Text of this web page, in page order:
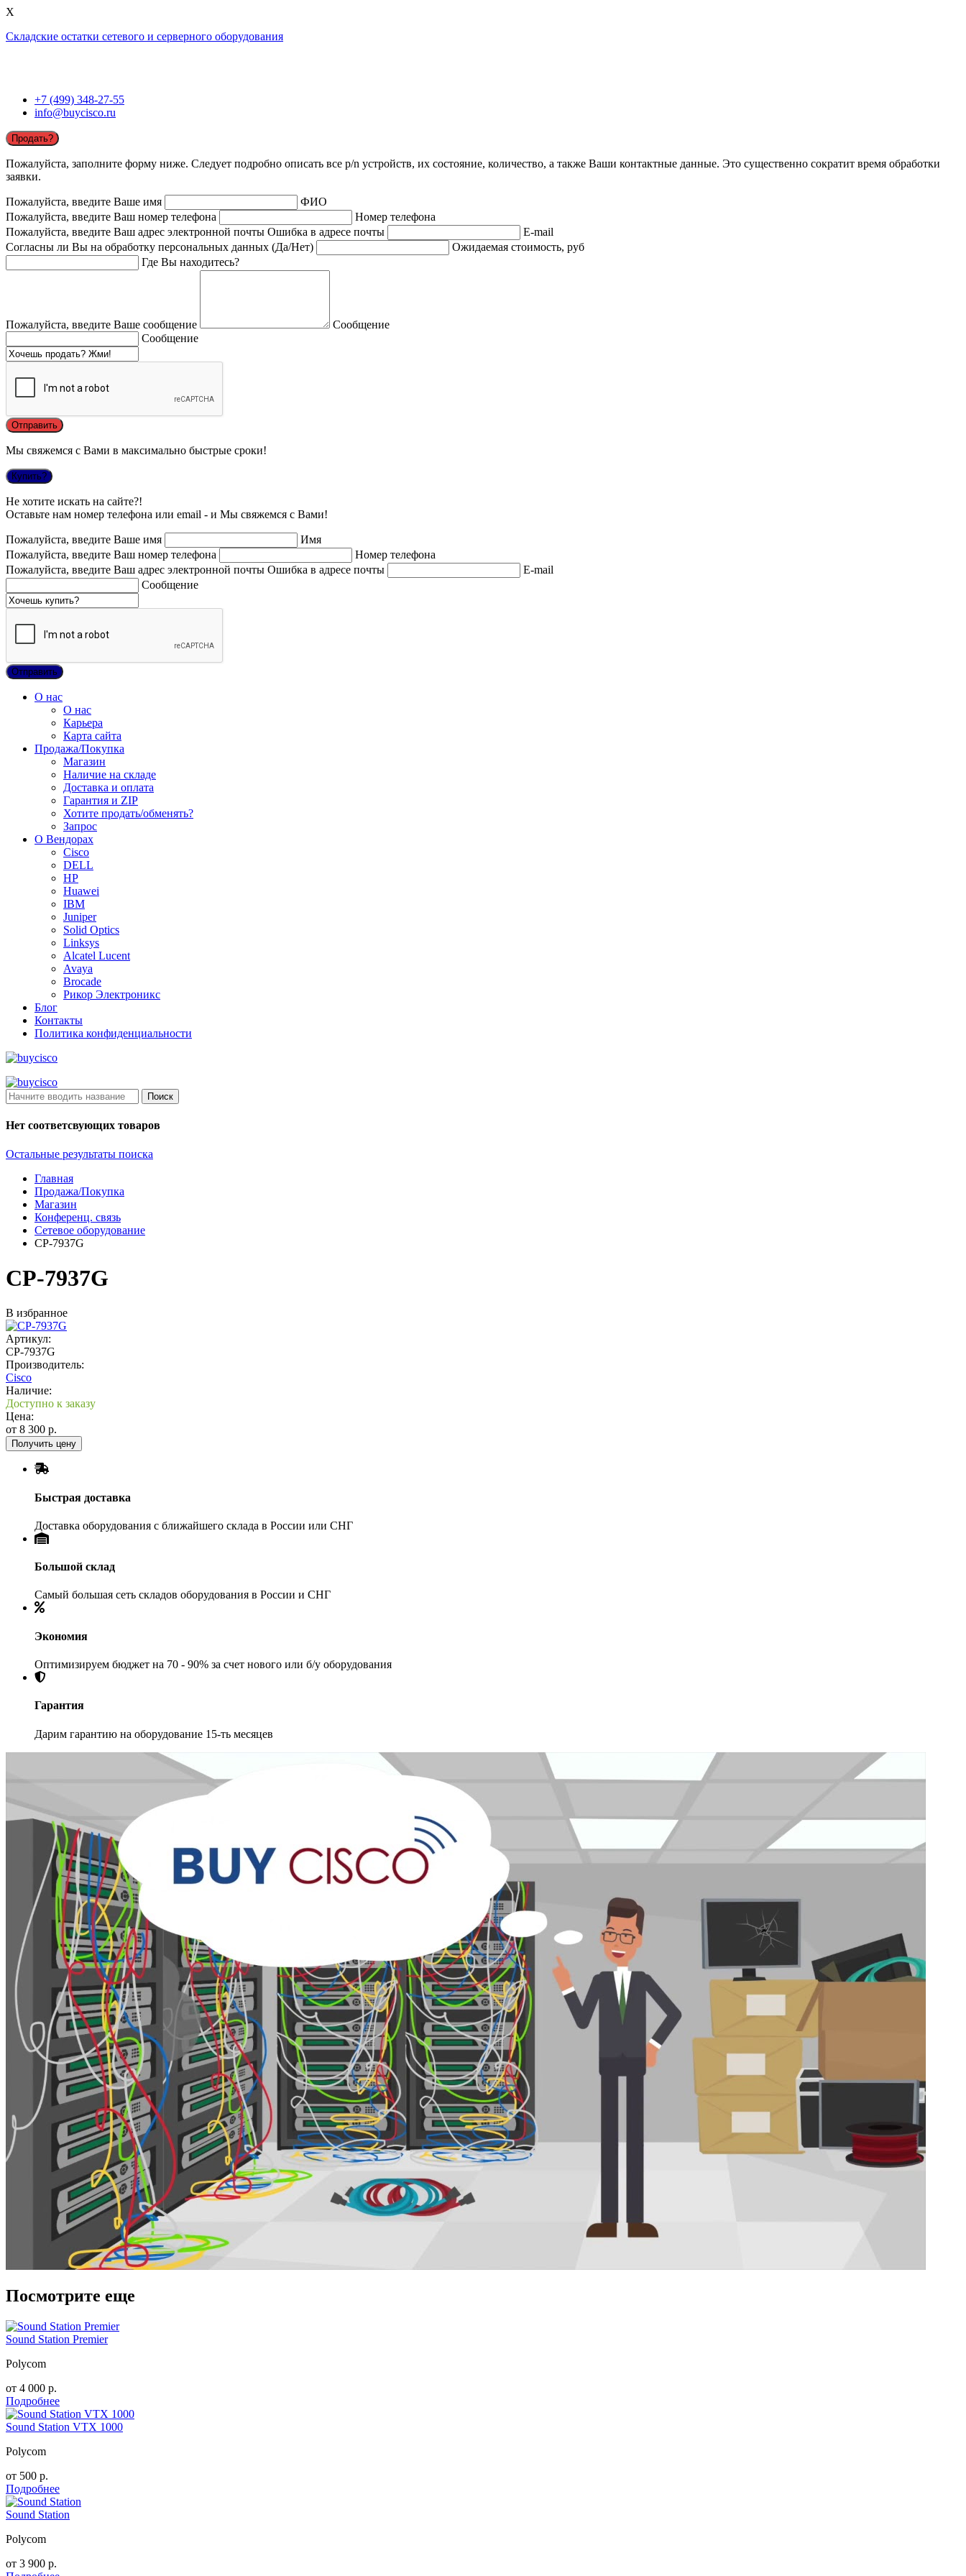
X
Складские остатки сетевого и серверного оборудования
+7 (499) 348-27-55
info@buycisco.ru
Продать?
Пожалуйста, заполните форму ниже. Следует подробно описать все p/n устройств, их состояние, количество, а также Ваши контактные данные. Это существенно сократит время обработки
заявки.
Пожалуйста, введите Ваше имя
ФИО
Пожалуйста, введите Ваш номер телефона
Номер телефона
Пожалуйста, введите Ваш адрес электронной почты Ошибка в адресе почты
E-mail
Согласны ли Вы на обработку персональных данных (Да/Нет)
Ожидаемая стоимость, руб
Где Вы находитесь?
Пожалуйста, введите Ваше сообщение
Сообщение
Сообщение
Мы свяжемся с Вами в максимально быстрые сроки!
Купить?
Не хотите искать на сайте?!
Оставьте нам номер телефона или email - и Мы свяжемся с Вами!
Пожалуйста, введите Ваше имя
Имя
Пожалуйста, введите Ваш номер телефона
Номер телефона
Пожалуйста, введите Ваш адрес электронной почты Ошибка в адресе почты
E-mail
Сообщение
О нас
О нас
Карьера
Карта сайта
Продажа/Покупка
Магазин
Наличие на складе
Доставка и оплата
Гарантия и ZIP
Хотите продать/обменять?
Запрос
О Вендорах
Cisco
DELL
HP
Huawei
IBM
Juniper
Solid Optics
Linksys
Alcatel Lucent
Avaya
Brocade
Рикор Электроникс
Блог
Контакты
Политика конфиденциальности
Поиск
Нет соответсвующих товаров
Остальные результаты поиска
Главная
Продажа/Покупка
Магазин
Конференц. связь
Сетевое оборудование
CP-7937G
CP-7937G
В избранное
Артикул:
CP-7937G
Производитель:
Cisco
Наличие:
Доступно к заказу
Цена:
от 8 300 р.
Получить цену
Быстрая доставка
Доставка оборудования с ближайшего склада в России или СНГ
Большой склад
Самый большая сеть складов оборудования в России и СНГ
Экономия
Оптимизируем бюджет на 70 - 90% за счет нового или б/у оборудования
Гарантия
Дарим гарантию на оборудование 15-ть месяцев
Посмотрите еще
Sound Station Premier
Polycom
от 4 000 р.
Подробнее
Sound Station VTX 1000
Polycom
от 500 р.
Подробнее
Sound Station
Polycom
от 3 900 р.